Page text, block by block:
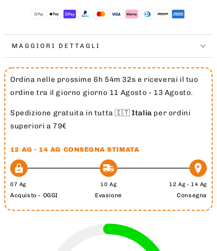
MAGGIORI DETTAGLI
Ordina nelle prossime 6h 54m 32s e riceverai il tuo
ordine tra il giorno giorno 11 Agosto - 13 Agosto.
Spedizione gratuita in tutta 🇮🇹Italia per ordini
superiori a 79€
12 AG - 14 AG CONSEGNA STIMATA
07 Ag
Acquisto - OGGI
10 Ag
Evasione
12 Ag - 14 Ag
Consegna